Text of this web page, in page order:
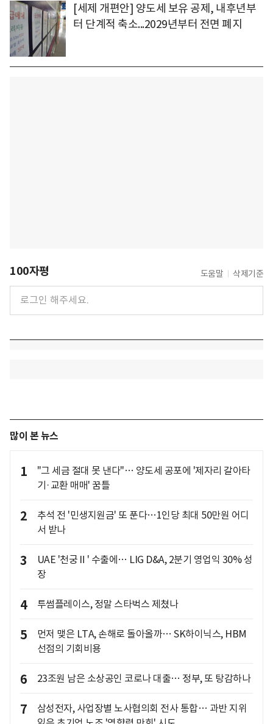
[세제 개편안] 양도세 보유 공제, 내후년부
터 단계적 축소...2029년부터 전면 폐지
100자평 도움말 삭제기준
많이 본 뉴스
1
"그 세금 절대 못 낸다"… 양도세 공포에 '제자리 갈아타
기·교환 매매' 꿈틀
2
추석 전 '민생지원금' 또 푼다…1인당 최대 50만원 어디
서 받나
3
UAE '천궁Ⅱ' 수출에… LIG D&A, 2분기 영업익 30% 성
장
4 투썸플레이스, 정말 스타벅스 제쳤나
5
먼저 맺은 LTA, 손해로 돌아올까… SK하이닉스, HBM
선점의 기회비용
6 23조원 남은 소상공인 코로나 대출… 정부, 또 탕감하나
7
삼성전자, 사업장별 노사협의회 전사 통합… 과반 지위